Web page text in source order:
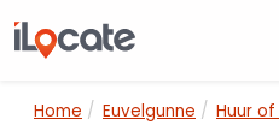
Home Euvelgunne Huur